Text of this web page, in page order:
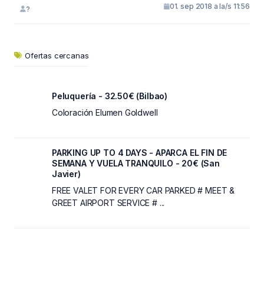
? 01. sep 2018 a la/s 11:56
Ofertas cercanas
Peluquería - 32.50€ (Bilbao)
Coloración Elumen Goldwell
PARKING UP TO 4 DAYS - APARCA EL FIN DE
SEMANA Y VUELA TRANQUILO - 20€ (San
Javier)
FREE VALET FOR EVERY CAR PARKED # MEET &
GREET AIRPORT SERVICE # ...